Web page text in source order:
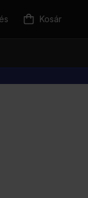
Kosár